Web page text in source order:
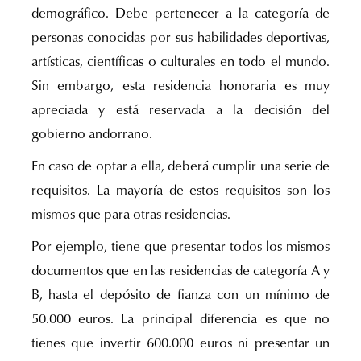
demográfico. Debe pertenecer a la categoría de
personas conocidas por sus habilidades deportivas,
artísticas, científicas o culturales en todo el mundo.
Sin embargo, esta residencia honoraria es muy
apreciada y está reservada a la decisión del
gobierno andorrano.
En caso de optar a ella, deberá cumplir una serie de
requisitos. La mayoría de estos requisitos son los
mismos que para otras residencias.
Por ejemplo, tiene que presentar todos los mismos
documentos que en las residencias de categoría A y
B, hasta el depósito de fianza con un mínimo de
50.000 euros. La principal diferencia es que no
tienes que invertir 600.000 euros ni presentar un